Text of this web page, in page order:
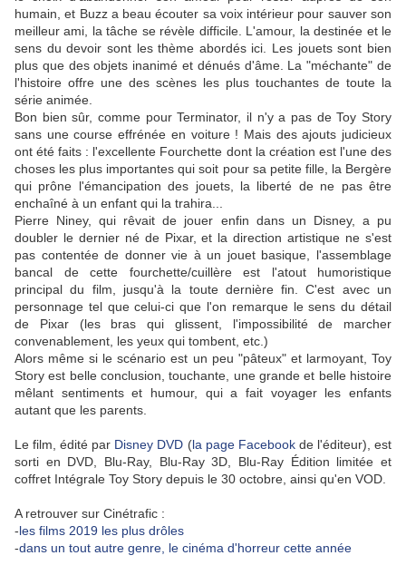
humain, et Buzz a beau écouter sa voix intérieur pour sauver son
meilleur ami, la tâche se révèle difficile. L'amour, la destinée et le
sens du devoir sont les thème abordés ici. Les jouets sont bien
plus que des objets inanimé et dénués d'âme. La "méchante" de
l'histoire offre une des scènes les plus touchantes de toute la
série animée.
Bon bien sûr, comme pour Terminator, il n'y a pas de Toy Story
sans une course effrénée en voiture ! Mais des ajouts judicieux
ont été faits : l'excellente Fourchette dont la création est l'une des
choses les plus importantes qui soit pour sa petite fille, la Bergère
qui prône l'émancipation des jouets, la liberté de ne pas être
enchaîné à un enfant qui la trahira...
Pierre Niney, qui rêvait de jouer enfin dans un Disney, a pu
doubler le dernier né de Pixar, et la direction artistique ne s'est
pas contentée de donner vie à un jouet basique, l'assemblage
bancal de cette fourchette/cuillère est l'atout humoristique
principal du film, jusqu'à la toute dernière fin. C'est avec un
personnage tel que celui-ci que l'on remarque le sens du détail
de Pixar (les bras qui glissent, l'impossibilité de marcher
convenablement, les yeux qui tombent, etc.)
Alors même si le scénario est un peu "pâteux" et larmoyant, Toy
Story est belle conclusion, touchante, une grande et belle histoire
mêlant sentiments et humour, qui a fait voyager les enfants
autant que les parents.
Le film, édité par Disney DVD (la page Facebookde l'éditeur), est
sorti en DVD, Blu-Ray, Blu-Ray 3D, Blu-Ray Édition limitée et
coffret Intégrale Toy Story depuis le 30 octobre, ainsi qu'en VOD.
A retrouver sur Cinétrafic :
-les films 2019 les plus drôles
-dans un tout autre genre, le cinéma d'horreur cette année